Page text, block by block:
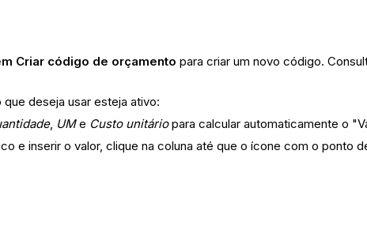
Criar código de orçamento para criar um novo código.
deseja usar esteja ativo:
, UMe Custo unitáriopara calcular automaticamente o
e inserir o valor, clique na coluna até que o ícone com o ponto